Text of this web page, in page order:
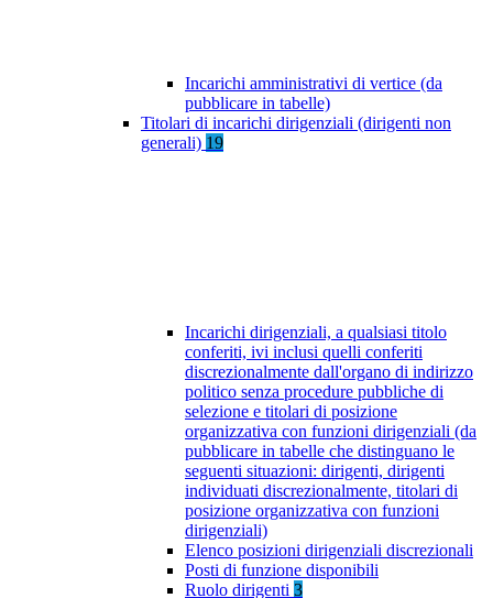
Incarichi amministrativi di vertice (da
pubblicare in tabelle)
Titolari di incarichi dirigenziali (dirigenti non
generali) 19
Incarichi dirigenziali, a qualsiasi titolo
conferiti, ivi inclusi quelli conferiti
discrezionalmente dall'organo di indirizzo
politico senza procedure pubbliche di
selezione e titolari di posizione
organizzativa con funzioni dirigenziali (da
pubblicare in tabelle che distinguano le
seguenti situazioni: dirigenti, dirigenti
individuati discrezionalmente, titolari di
posizione organizzativa con funzioni
dirigenziali)
Elenco posizioni dirigenziali discrezionali
Posti di funzione disponibili
Ruolo dirigenti 3